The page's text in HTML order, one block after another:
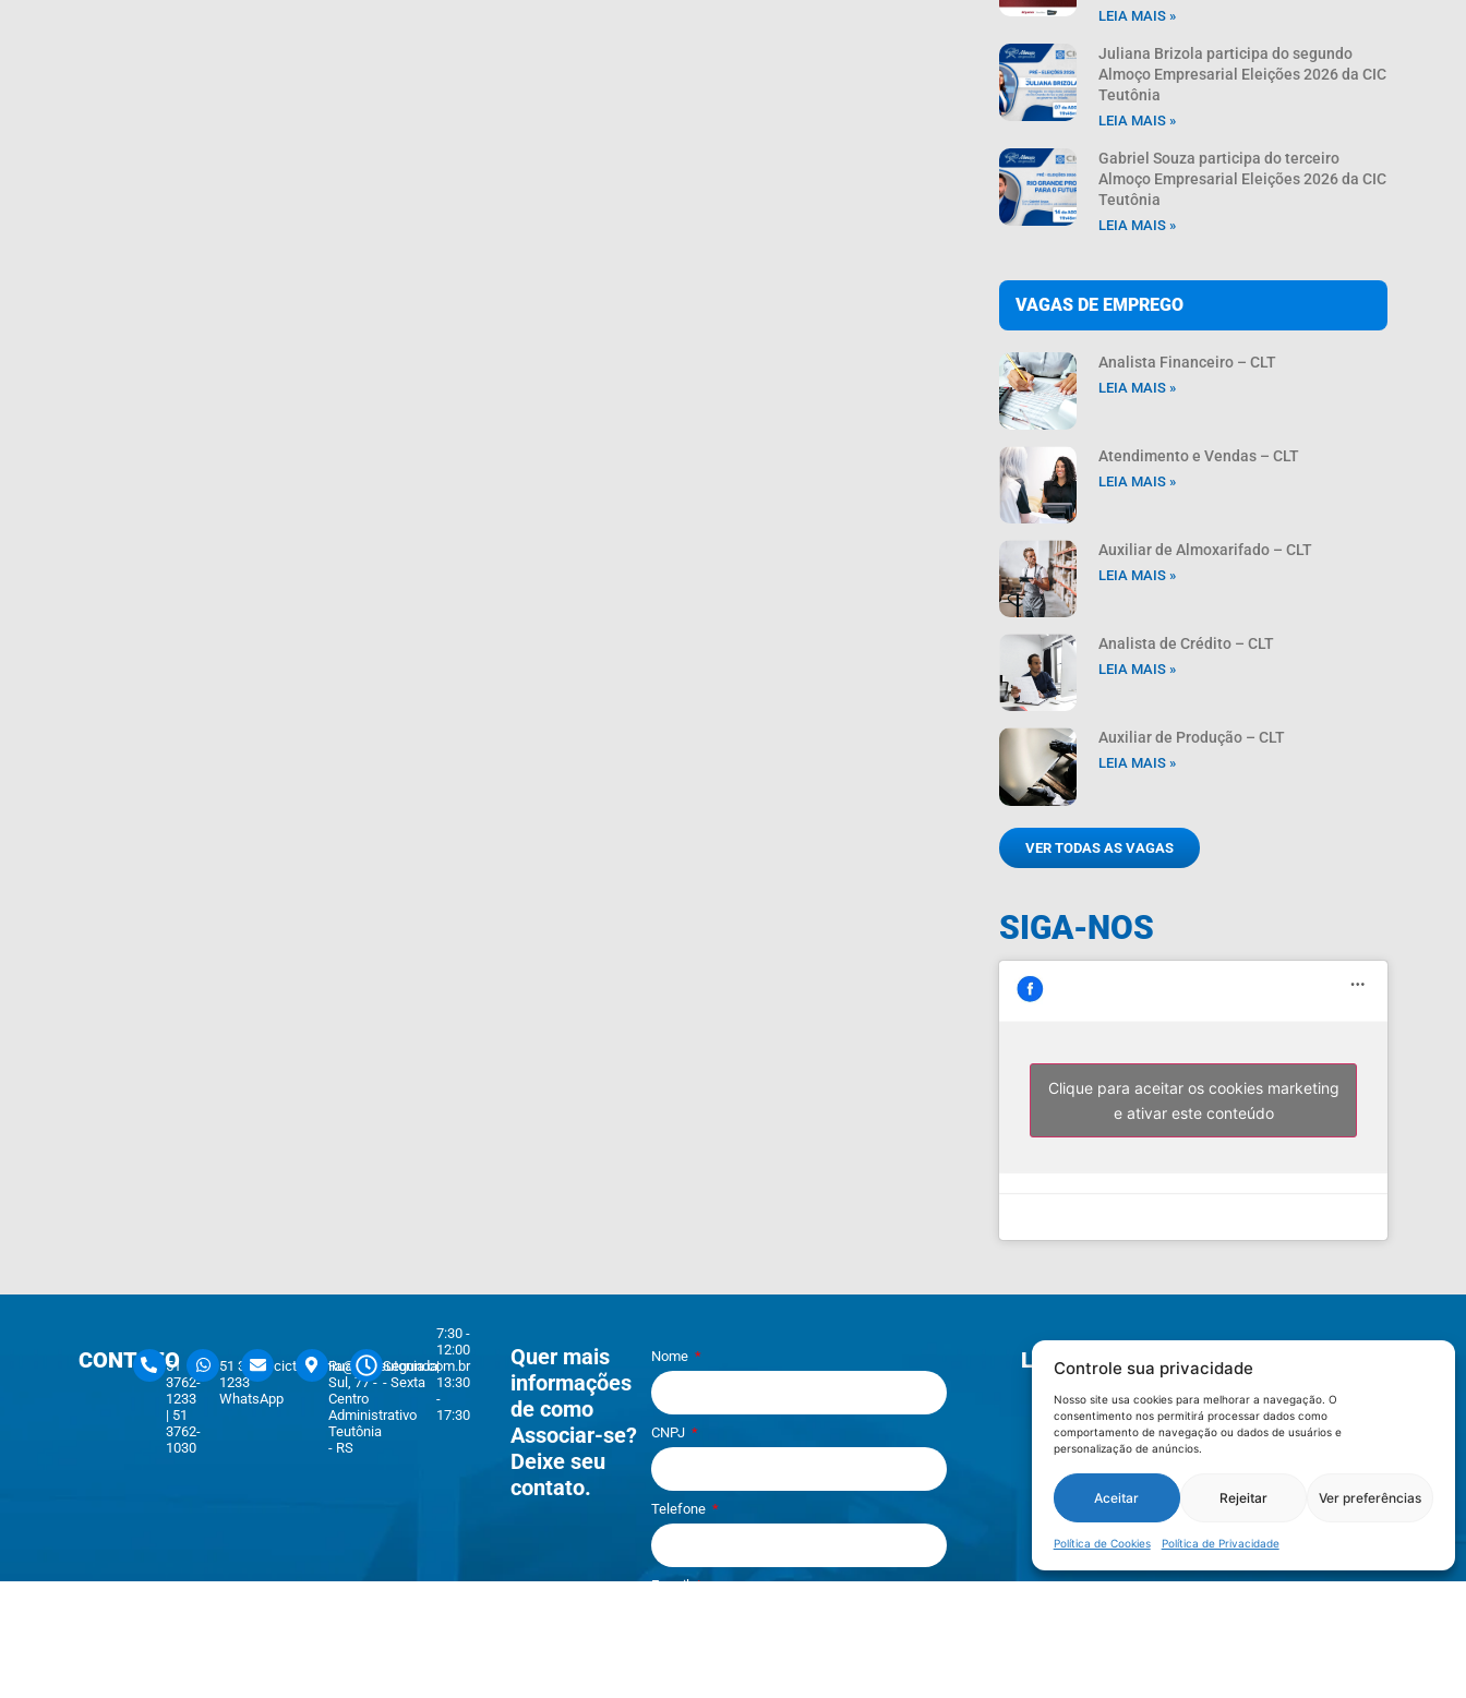
Controle sua privacidade
Nosso site usa cookies para melhorar a navegação. O
consentimento nos permitirá processar dados como
comportamento de navegação ou dados de usuários e
personalização de anúncios.
Aceitar Rejeitar Ver preferências
Política de Cookies Política de Privacidade
LEIA MAIS »
Juliana Brizola participa do segundo
Almoço Empresarial Eleições 2026 da CIC
Teutônia
LEIA MAIS »
Gabriel Souza participa do terceiro
Almoço Empresarial Eleições 2026 da CIC
Teutônia
LEIA MAIS »
VAGAS DE EMPREGO
Analista Financeiro – CLT
LEIA MAIS »
Atendimento e Vendas – CLT
LEIA MAIS »
Auxiliar de Almoxarifado – CLT
LEIA MAIS »
Analista de Crédito – CLT
LEIA MAIS »
Auxiliar de Produção – CLT
LEIA MAIS »
VER TODAS AS VAGAS
SIGA-NOS
Clique para aceitar os cookies marketing
e ativar este conteúdo
CONTATO
51
3762-
1233
| 51
3762-
1030
51 3762-
1233
WhatsApp
cicteutonia@cicteutonia.com.br
Rua Um
Sul, 77 -
Centro
Administrativo
Teutônia
- RS
Segunda
- Sexta
7:30 -
12:00
|
13:30
-
17:30
Quer mais
informações
de como
Associar-se?
Deixe seu
contato.
Nome
CNPJ
Telefone
E-mail
LOCALIZAÇÃO